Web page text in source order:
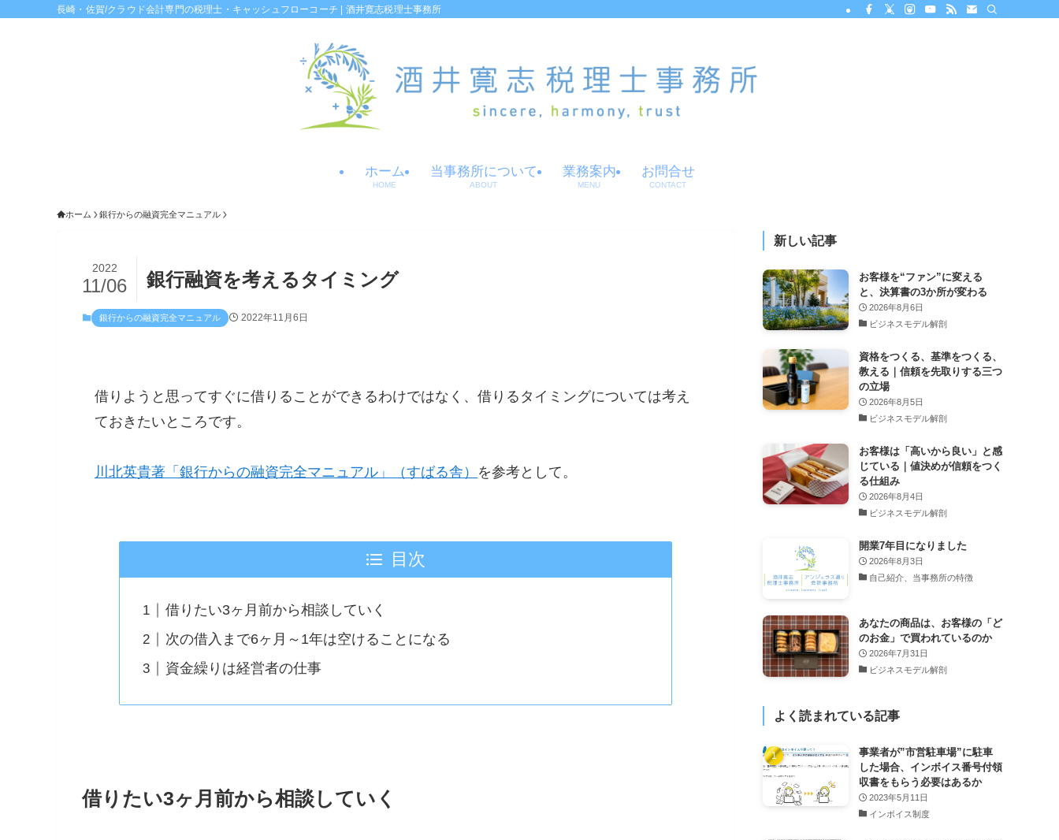
長崎・佐賀/クラウド会計専門の税理士・キャッシュフローコーチ | 酒井寛志税理士事務所
ホーム
HOME
当事務所について
ABOUT
業務案内
MENU
お問合せ
CONTACT
ホーム 銀行からの融資完全マニュアル
銀行融資を考えるタイミング
2022
11/06
銀行からの融資完全マニュアル 2022年11月6日
借りようと思ってすぐに借りることができるわけではなく、借りるタイミングについては考え
ておきたいところです。
川北英貴著「銀行からの融資完全マニュアル」（すばる舎） を参考として。
目次
借りたい3ヶ月前から相談していく
次の借入まで6ヶ月～1年は空けることになる
資金繰りは経営者の仕事
借りたい3ヶ月前から相談していく
新しい記事
お客様を“ファン”に変える
と、決算書の3か所が変わる
2026年8月6日
ビジネスモデル解剖
資格をつくる、基準をつくる、
教える｜信頼を先取りする三つ
の立場
2026年8月5日
ビジネスモデル解剖
お客様は「高いから良い」と感
じている｜値決めが信頼をつく
る仕組み
2026年8月4日
ビジネスモデル解剖
開業7年目になりました
2026年8月3日
自己紹介、当事務所の特徴
あなたの商品は、お客様の「ど
のお金」で買われているのか
2026年7月31日
ビジネスモデル解剖
よく読まれている記事
事業者が”市営駐車場”に駐車
した場合、インボイス番号付領
収書をもらう必要はあるか
2023年5月11日
インボイス制度